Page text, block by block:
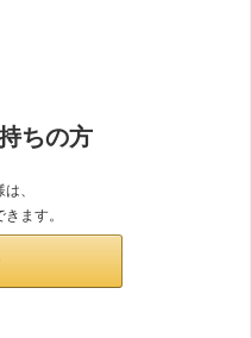
ちの方
、
ます。